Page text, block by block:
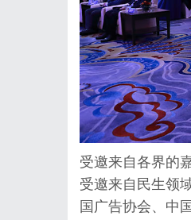
受邀来自各界的
受邀来自民生领
国广告协会、中